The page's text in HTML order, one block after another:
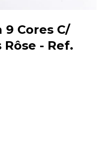
9 Cores C/
Rôse - Ref.